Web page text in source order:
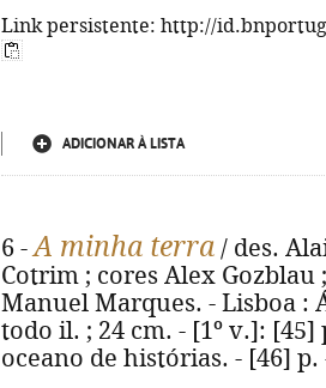
Link persistente: http://
ADICIONAR À LISTA
6 -A minha terra / des.
Cotrim ; cores Alex
Manuel Marques. - Lisboa :
todo il. ; 24 cm. - [1º v.]:
oceano de histórias. - [46] p.